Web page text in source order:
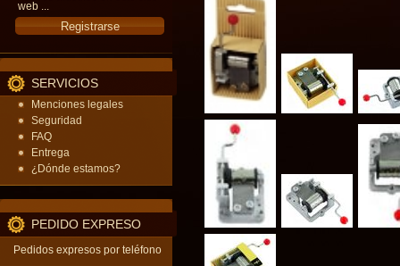
web ...
SERVICIOS
Menciones legales
Seguridad
FAQ
Entrega
¿Dónde estamos?
PEDIDO EXPRESO
Pedidos expresos por teléfono